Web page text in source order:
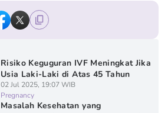
Risiko Keguguran IVF Meningkat Jika
Usia Laki-Laki di Atas 45 Tahun
02 Jul 2025, 19:07 WIB
Pregnancy
Masalah Kesehatan yang